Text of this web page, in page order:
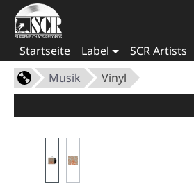
Startseite Label SCR Artists
Musik
Vinyl